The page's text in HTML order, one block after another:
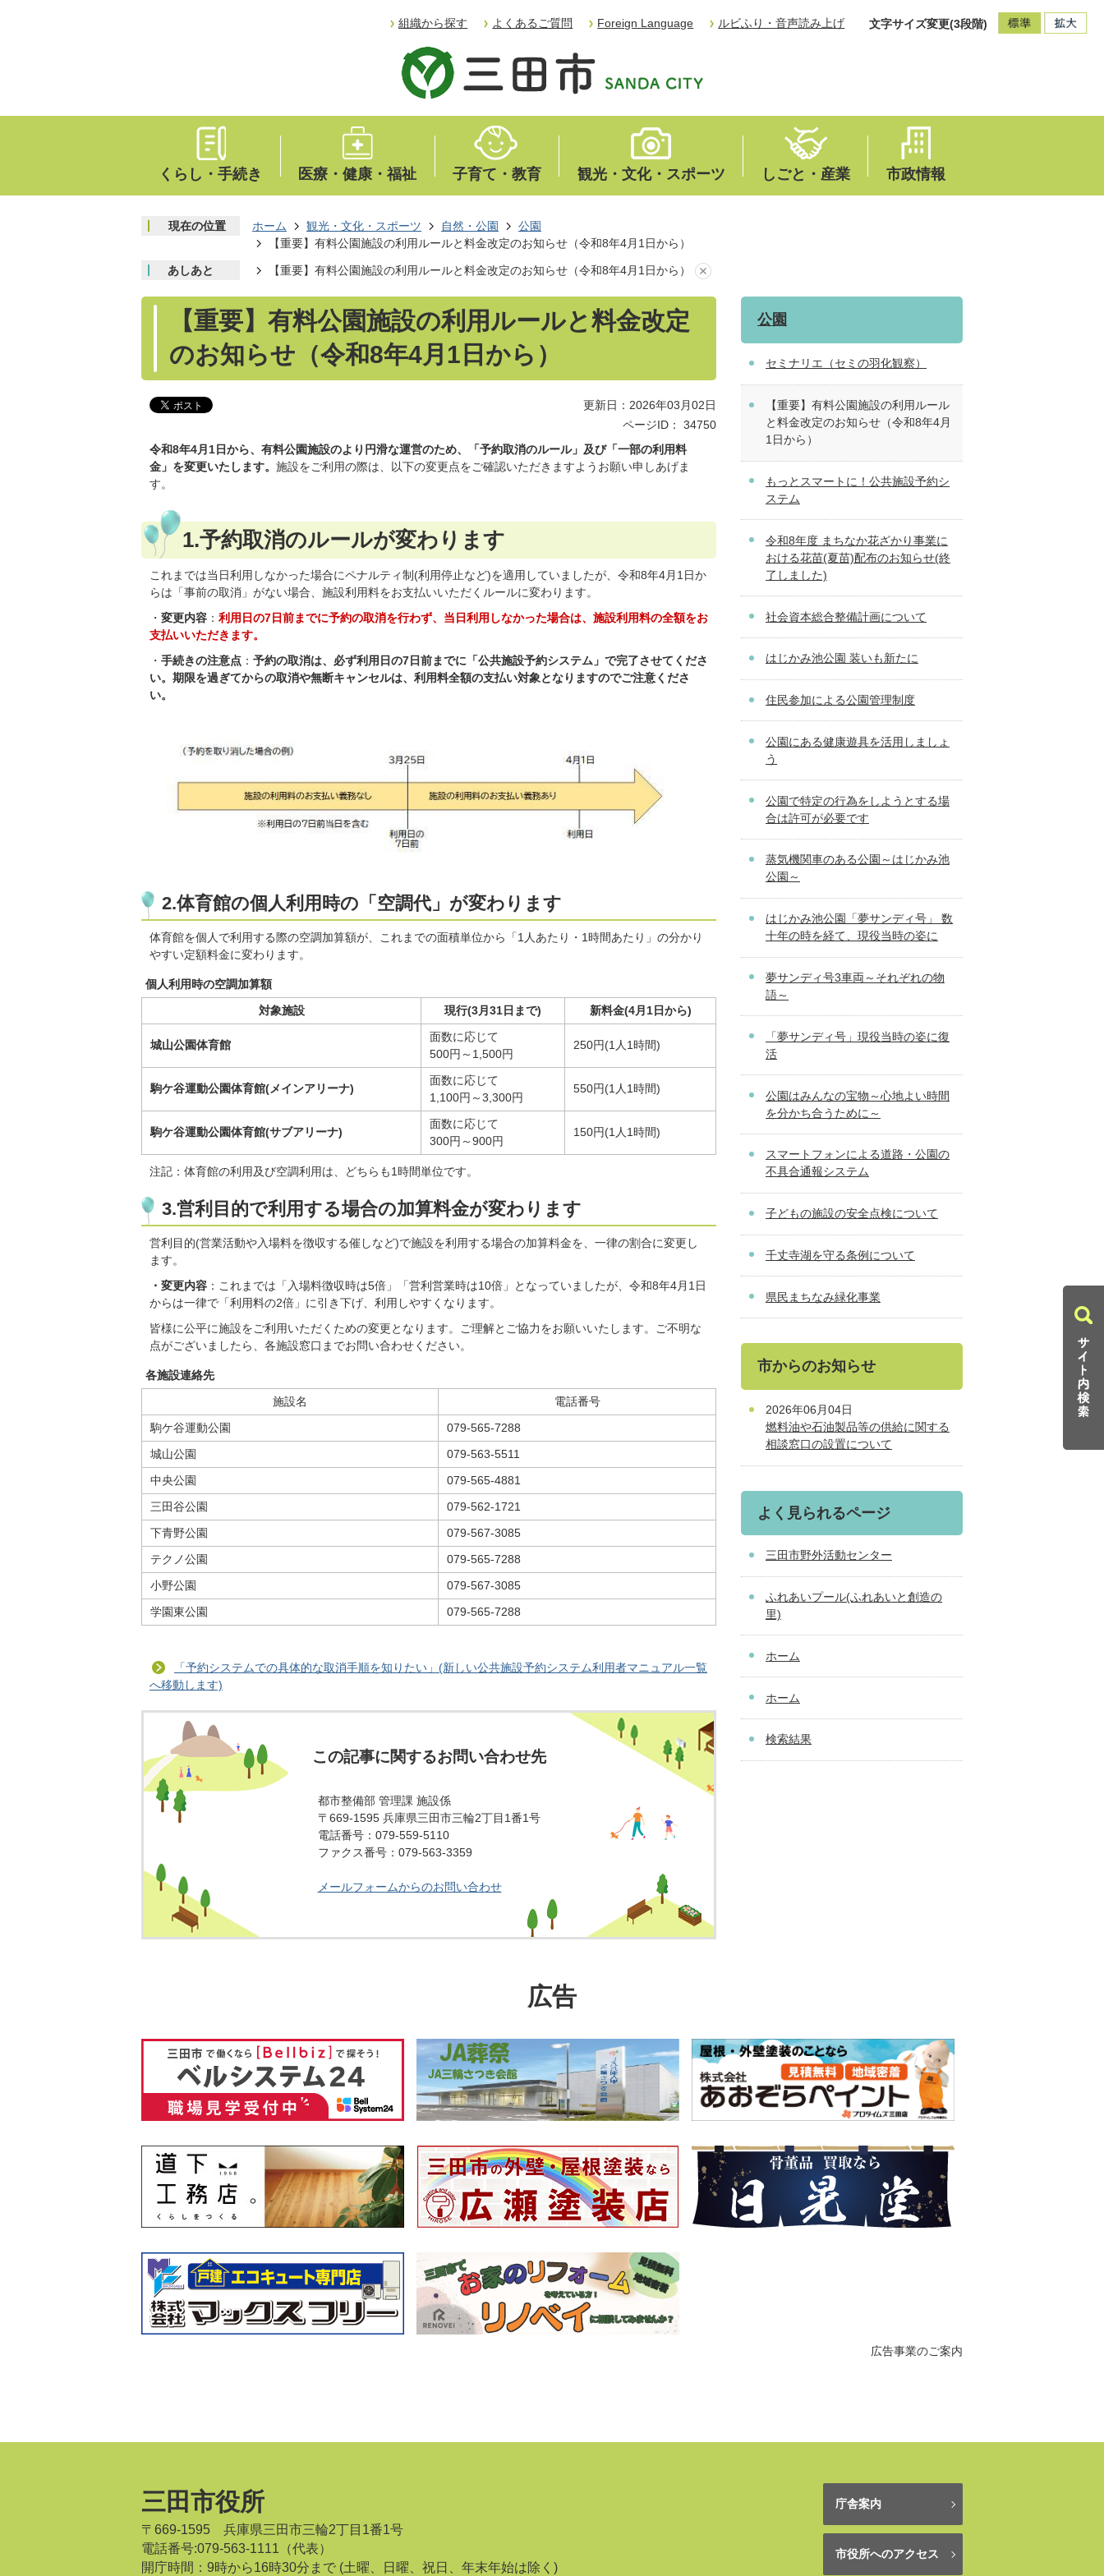
組織から探す よくあるご質問 Foreign Language ルビふり・音声読み上げ 文字サイズ変更(3段階)
くらし・手続き 医療・健康・福祉 子育て・教育 観光・文化・スポーツ しごと・産業 市政情報
現在の位置 ホーム 観光・文化・スポーツ 自然・公園
公園
【重要】有料公園施設の利用ルールと料金改定のお知らせ（令和8年4月1日から）
あしあと 【重要】有料公園施設の利用ルールと料金改定のお知らせ（令和8年4月1日から）
【重要】有料公園施設の利用ルールと料金改定
のお知らせ（令和8年4月1日から）
更新日：2026年03月02日
ページID：
34750
令和8年4月1日から、有料公園施設のより円滑な運営のため、「予約取消のルール」及び「一部の利用料
金」を変更いたします。 施設をご利用の際は、以下の変更点をご確認いただきますようお願い申しあげま
す。
1.予約取消のルールが変わります
これまでは当日利用しなかった場合にペナルティ制(利用停止など)を適用していましたが、令和8年4月1日か
らは「事前の取消」がない場合、施設利用料をお支払いいただくルールに変わります。
・ 変更内容 ： 利用日の7日前までに予約の取消を行わず、当日利用しなかった場合は、施設利用料の全額をお
支払いいただきます。
・ 手続きの注意点 ： 予約の取消は、必ず利用日の7日前までに「公共施設予約システム」で完了させてくださ
い。期限を過ぎてからの取消や無断キャンセルは、利用料全額の支払い対象となりますのでご注意くださ
い。
2.体育館の個人利用時の「空調代」が変わります
体育館を個人で利用する際の空調加算額が、これまでの面積単位から「1人あたり・1時間あたり」の分かり
やすい定額料金に変わります。
個人利用時の空調加算額
対象施設
現行(3月31日まで) 新料金(4月1日から)
城山公園体育館
面数に応じて
500円～1,500円
250円(1人1時間)
駒ケ谷運動公園体育館(メインアリーナ)
面数に応じて
1,100円～3,300円
550円(1人1時間)
駒ケ谷運動公園体育館(サブアリーナ)
面数に応じて
300円～900円
150円(1人1時間)
注記：体育館の利用及び空調利用は、どちらも1時間単位です。
3.営利目的で利用する場合の加算料金が変わります
営利目的(営業活動や入場料を徴収する催しなど)で施設を利用する場合の加算料金を、一律の割合に変更し
ます。
・変更内容 ：これまでは「入場料徴収時は5倍」「営利営業時は10倍」となっていましたが、令和8年4月1日
からは一律で「利用料の2倍」に引き下げ、利用しやすくなります。
皆様に公平に施設をご利用いただくための変更となります。ご理解とご協力をお願いいたします。ご不明な
点がございましたら、各施設窓口までお問い合わせください。
各施設連絡先
施設名
電話番号
駒ケ谷運動公園
079-565-7288
城山公園
079-563-5511
中央公園
079-565-4881
三田谷公園
079-562-1721
下青野公園
079-567-3085
テクノ公園
079-565-7288
小野公園
079-567-3085
学園東公園
079-565-7288
「予約システムでの具体的な取消手順を知りたい」(新しい公共施設予約システム利用者マニュアル一覧
へ移動します)
この記事に関するお問い合わせ先
都市整備部 管理課 施設係
〒669-1595 兵庫県三田市三輪2丁目1番1号
電話番号：079-559-5110
ファクス番号：079-563-3359
メールフォームからのお問い合わせ
公園
セミナリエ（セミの羽化観察）
【重要】有料公園施設の利用ルール
と料金改定のお知らせ（令和8年4月
1日から）
もっとスマートに！公共施設予約シ
ステム
令和8年度 まちなか花ざかり事業に
おける花苗(夏苗)配布のお知らせ(終
了しました)
社会資本総合整備計画について
はじかみ池公園 装いも新たに
住民参加による公園管理制度
公園にある健康遊具を活用しましょ
う
公園で特定の行為をしようとする場
合は許可が必要です
蒸気機関車のある公園～はじかみ池
公園～
はじかみ池公園「夢サンディ号」 数
十年の時を経て、現役当時の姿に
夢サンディ号3車両～それぞれの物
語～
「夢サンディ号」現役当時の姿に復
活
公園はみんなの宝物～心地よい時間
を分かち合うために～
スマートフォンによる道路・公園の
不具合通報システム
子どもの施設の安全点検について
千丈寺湖を守る条例について
県民まちなみ緑化事業
市からのお知らせ
2026年06月04日
燃料油や石油製品等の供給に関する
相談窓口の設置について
よく見られるページ
三田市野外活動センター
ふれあいプール(ふれあいと創造の
里)
ホーム
ホーム
検索結果
広告
広告事業のご案内
三田市役所
〒669-1595 兵庫県三田市三輪2丁目1番1号
電話番号:079-563-1111（代表）
開庁時間：9時から16時30分まで (土曜、日曜、祝日、年末年始は除く)
庁舎案内
市役所へのアクセス